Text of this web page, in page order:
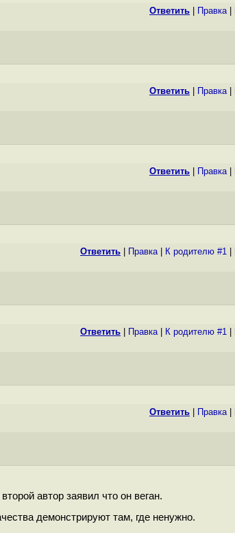
Ответить Правка|
Ответить Правка|
Ответить Правка|
Ответить Правка| К родителю #1
Ответить Правка| К родителю #1
Ответить Правка|
автор заявил что он веган.
демонстрируют там, где ненужно.